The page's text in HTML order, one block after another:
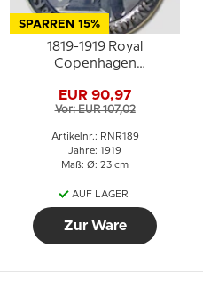
SPARREN 15%
1819-1919 Royal
Copenhagen
Teller, SEMPER ARDENS
EUR 90,97
Vor: EUR 107,02
Artikelnr.: RNR189
Jahre: 1919
Maß: Ø: 23 cm
AUF LAGER
Zur Ware